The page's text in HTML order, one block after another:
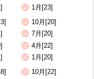
1月[23]
10月[20]
7月[20]
4月[22]
1月[20]
10月[22]